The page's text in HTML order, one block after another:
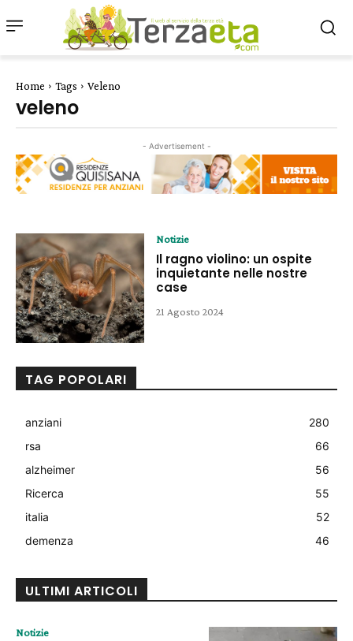
Home Tags Veleno
veleno
- Advertisement -
Notizie
Il ragno violino: un ospite
inquietante nelle nostre
case
21 Agosto 2024
TAG POPOLARI
anziani
280
rsa
66
alzheimer
56
Ricerca
55
italia
52
demenza
46
ULTIMI ARTICOLI
Notizie